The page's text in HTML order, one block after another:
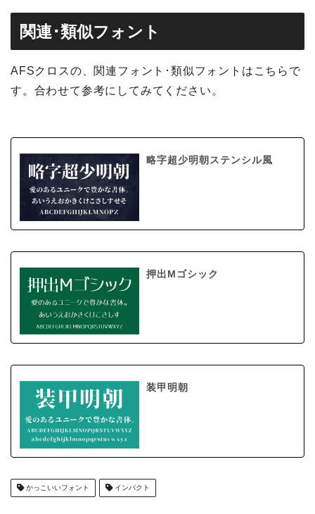
関連･類似フォント
AFSクロスの、関連フォント･類似フォントはこちらで
す。合わせて参考にしてみてください。
略字超少明朝ステンシル風
押出Mゴシック
装甲明朝
かっこいいフォント インパクト